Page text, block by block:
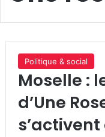
Politique & social
Moselle :
d’Une